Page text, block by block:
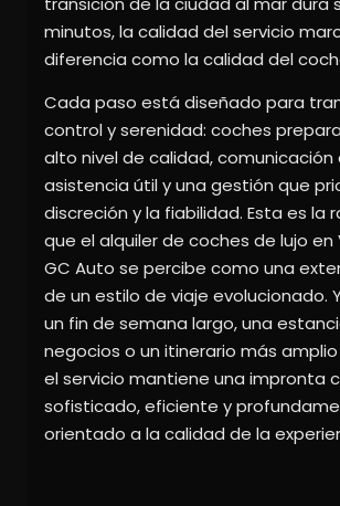
minutos, la calidad del servicio
diferencia como la calidad del
Cada paso está diseñado para
control y serenidad: coches
alto nivel de calidad, comunicación
asistencia útil y una gestión que
discreción y la fiabilidad. Esta es la
que el alquiler de coches de lujo en
GC Auto se percibe como una
de un estilo de viaje evolucionado.
un fin de semana largo, una
negocios o un itinerario más amplio
el servicio mantiene una impronta
sofisticado, eficiente y
orientado a la calidad de la